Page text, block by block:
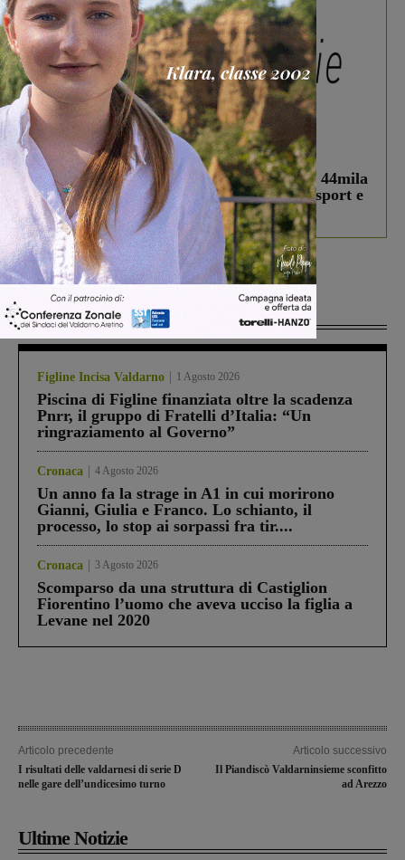
In vetrina 3 Agosto 2026
Estra Notizie agosto: Smart Cities, oltre 44mila
studenti coinvolti, torna il bando per lo sport e
debutta il podcast Estrair
Più lette
Figline Incisa Valdarno 1 Agosto 2026
Piscina di Figline finanziata oltre la scadenza
Pnrr, il gruppo di Fratelli d’Italia: “Un
ringraziamento al Governo”
Cronaca 4 Agosto 2026
Un anno fa la strage in A1 in cui morirono
Gianni, Giulia e Franco. Lo schianto, il
processo, lo stop ai sorpassi fra tir....
Cronaca 3 Agosto 2026
Scomparso da una struttura di Castiglion
Fiorentino l’uomo che aveva ucciso la figlia a
Levane nel 2020
Articolo precedente
I risultati delle valdarnesi di serie D
nelle gare dell’undicesimo turno
Articolo successivo
Il Piandiscò Valdarninsieme sconfitto
ad Arezzo
Ultime Notizie